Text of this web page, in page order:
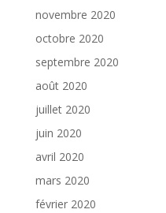
novembre 2020
octobre 2020
septembre 2020
août 2020
juillet 2020
juin 2020
avril 2020
mars 2020
février 2020